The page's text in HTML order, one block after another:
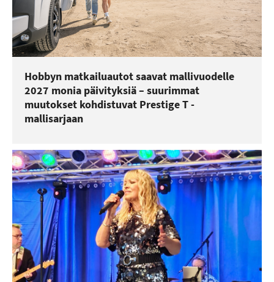
Hobbyn matkailuautot saavat mallivuodelle
2027 monia päivityksiä – suurimmat
muutokset kohdistuvat Prestige T -
mallisarjaan